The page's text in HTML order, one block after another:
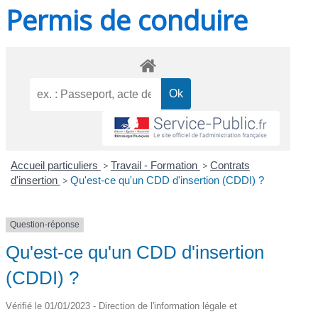
Permis de conduire
Accueil particuliers > Travail - Formation > Contrats
d'insertion > Qu'est-ce qu'un CDD d'insertion (CDDI) ?
Question-réponse
Qu'est-ce qu'un CDD d'insertion
(CDDI) ?
Vérifié le 01/01/2023 - Direction de l'information légale et